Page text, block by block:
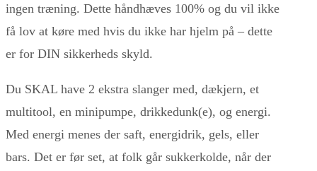
ingen træning. Dette håndhæves 100% og du vil ikke
få lov at køre med hvis du ikke har hjelm på – dette
er for DIN sikkerheds skyld.
Du SKAL have 2 ekstra slanger med, dækjern, et
multitool, en minipumpe, drikkedunk(e), og energi.
Med energi menes der saft, energidrik, gels, eller
bars. Det er før set, at folk går sukkerkolde, når der